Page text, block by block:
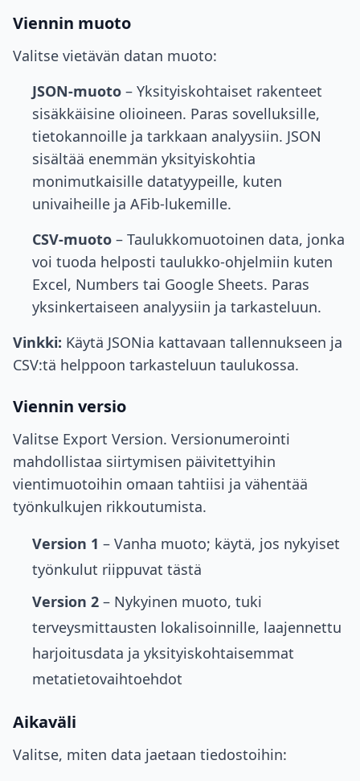
Viennin muoto
Valitse vietävän datan muoto:
JSON-muoto – Yksityiskohtaiset rakenteet
sisäkkäisine olioineen. Paras sovelluksille,
tietokannoille ja tarkkaan analyysiin. JSON
sisältää enemmän yksityiskohtia
monimutkaisille datatyypeille, kuten
univaiheille ja AFib-lukemille.
CSV-muoto – Taulukkomuotoinen data, jonka
voi tuoda helposti taulukko-ohjelmiin kuten
Excel, Numbers tai Google Sheets. Paras
yksinkertaiseen analyysiin ja tarkasteluun.
Vinkki: Käytä JSONia kattavaan tallennukseen ja
CSV:tä helppoon tarkasteluun taulukossa.
Viennin versio
Valitse Export Version. Versionumerointi
mahdollistaa siirtymisen päivitettyihin
vientimuotoihin omaan tahtiisi ja vähentää
työnkulkujen rikkoutumista.
Version 1 – Vanha muoto; käytä, jos nykyiset
työnkulut riippuvat tästä
Version 2 – Nykyinen muoto, tuki
terveysmittausten lokalisoinnille, laajennettu
harjoitusdata ja yksityiskohtaisemmat
metatietovaihtoehdot
Aikaväli
Valitse, miten data jaetaan tiedostoihin: